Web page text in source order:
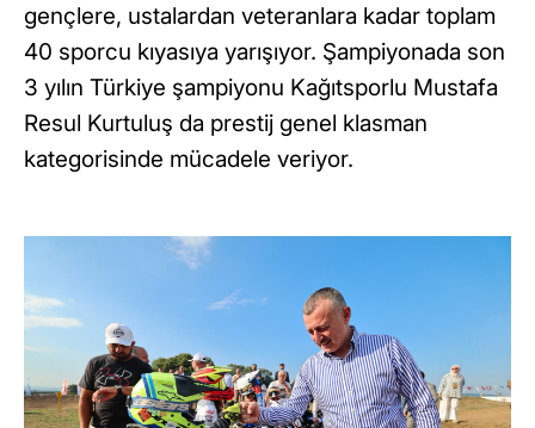
gençlere, ustalardan veteranlara kadar toplam
40 sporcu kıyasıya yarışıyor. Şampiyonada son
3 yılın Türkiye şampiyonu Kağıtsporlu Mustafa
Resul Kurtuluş da prestij genel klasman
kategorisinde mücadele veriyor.